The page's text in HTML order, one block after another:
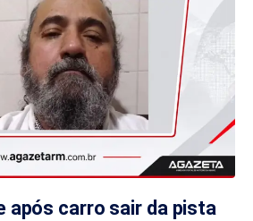
após carro sair da pista